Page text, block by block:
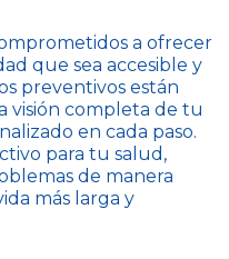
a ofrecer
que sea accesible y
preventivos están
visión completa de tu
en cada paso.
para tu salud,
de manera
más larga y